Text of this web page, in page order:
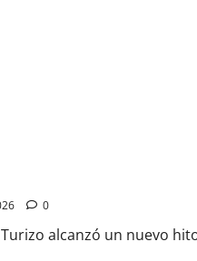
0
alcanzó un nuevo